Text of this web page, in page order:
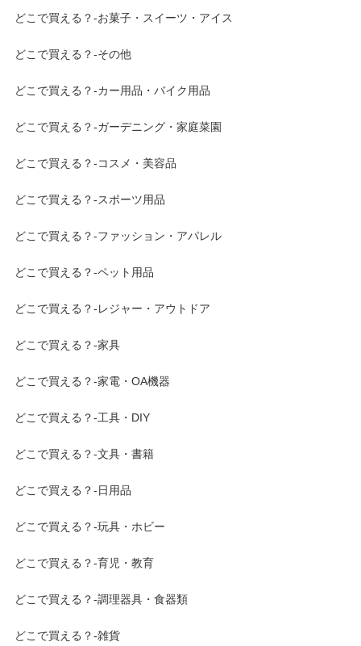
どこで買える？-お菓子・スイーツ・アイス
どこで買える？-その他
どこで買える？-カー用品・バイク用品
どこで買える？-ガーデニング・家庭菜園
どこで買える？-コスメ・美容品
どこで買える？-スポーツ用品
どこで買える？-ファッション・アパレル
どこで買える？-ペット用品
どこで買える？-レジャー・アウトドア
どこで買える？-家具
どこで買える？-家電・OA機器
どこで買える？-工具・DIY
どこで買える？-文具・書籍
どこで買える？-日用品
どこで買える？-玩具・ホビー
どこで買える？-育児・教育
どこで買える？-調理器具・食器類
どこで買える？-雑貨